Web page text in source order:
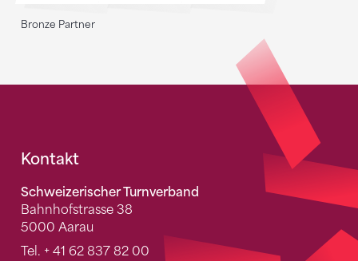
Bronze Partner
Fusszeile
Kontakt
Schweizerischer Turnverband
Bahnhofstrasse 38
5000 Aarau
Tel. + 41 62 837 82 00